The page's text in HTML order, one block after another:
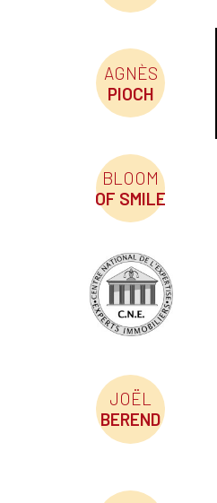
AGNÈS
PIOCH
BLOOM
OF SMILE
JOËL
BEREND